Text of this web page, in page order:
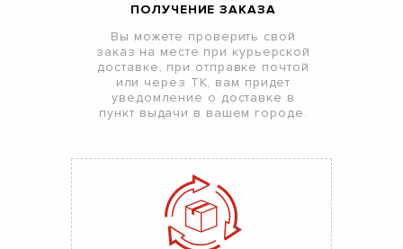
ПОЛУЧЕНИЕ ЗАКАЗА
Вы можете проверить свой
заказ на месте при курьерской
доставке, при отправке почтой
или через ТК, вам придет
уведомление о доставке в
пункт выдачи в вашем городе.